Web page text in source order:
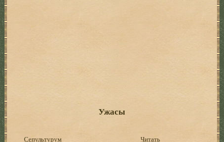
Ужасы
Сепультурум Читать